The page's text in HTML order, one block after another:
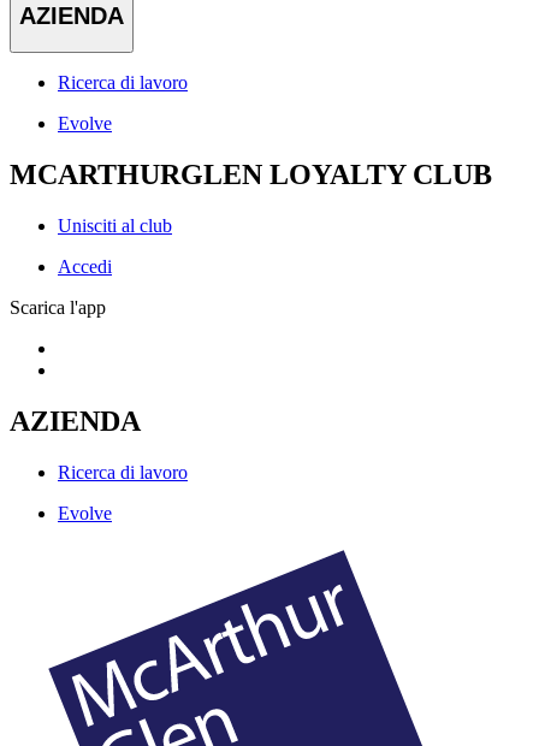
AZIENDA
Ricerca di lavoro
Evolve
MCARTHURGLEN LOYALTY CLUB
Unisciti al club
Accedi
Scarica l'app
AZIENDA
Ricerca di lavoro
Evolve